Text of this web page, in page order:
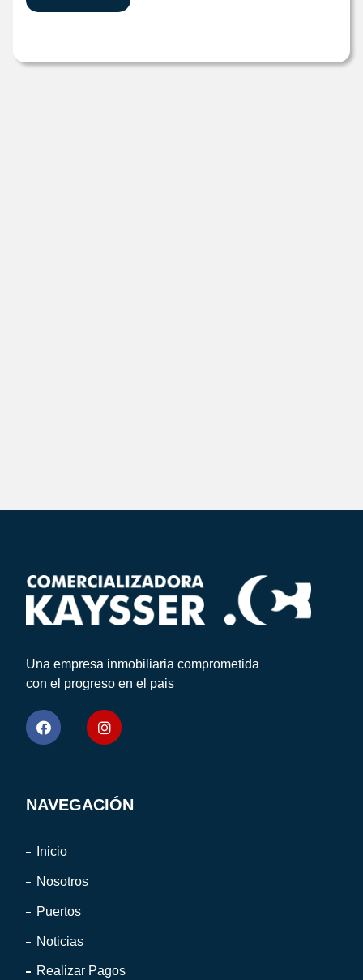
Una empresa inmobiliaria comprometida
con el progreso en el pais
NAVEGACIÓN
Inicio
Nosotros
Puertos
Noticias
Realizar Pagos